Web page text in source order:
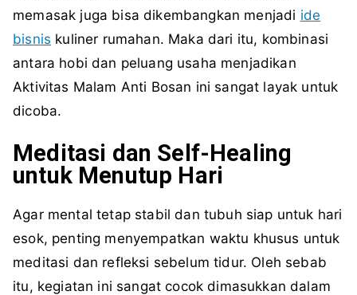
memasak juga bisa dikembangkan menjadi ide
bisnis kuliner rumahan. Maka dari itu, kombinasi
antara hobi dan peluang usaha menjadikan
Aktivitas Malam Anti Bosan ini sangat layak untuk
dicoba.
Meditasi dan Self-Healing
untuk Menutup Hari
Agar mental tetap stabil dan tubuh siap untuk hari
esok, penting menyempatkan waktu khusus untuk
meditasi dan refleksi sebelum tidur. Oleh sebab
itu, kegiatan ini sangat cocok dimasukkan dalam